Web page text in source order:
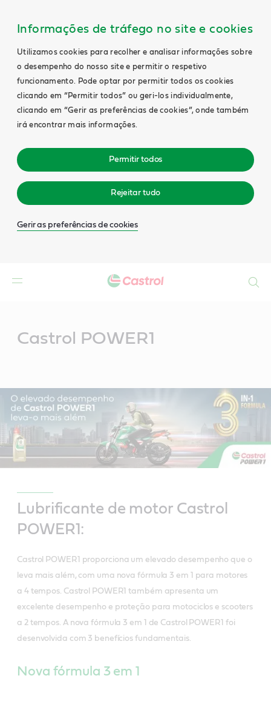
Informações de tráfego no site e cookies
Utilizamos cookies para recolher e analisar informações sobre
o desempenho do nosso site e permitir o respetivo
funcionamento. Pode optar por permitir todos os cookies
clicando em “Permitir todos” ou geri-los individualmente,
clicando em “Gerir as preferências de cookies”, onde também
irá encontrar mais informações.
Permitir todos
Rejeitar tudo
Gerir as preferências de cookies
Castrol POWER1
Lubrificante de motor Castrol
POWER1:
Castrol POWER1 proporciona um elevado desempenho que o
leva mais além, com uma nova fórmula 3 em 1 para motores
a 4 tempos. Castrol POWER1 também apresenta um
excelente desempenho e proteção para motociclos e scooters
a 2 tempos. A nova fórmula 3 em 1 de Castrol POWER1 foi
desenvolvida com 3 benefícios fundamentais.
Nova fórmula 3 em 1